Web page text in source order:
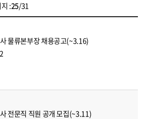
:25/31
물류본부장 채용공고(~3.16)
전문직 직원 공개 모집(~3.11)